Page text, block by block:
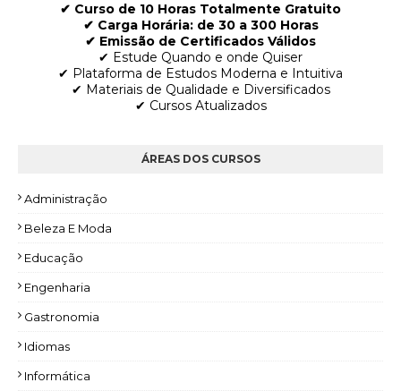
✔ Curso de 10 Horas Totalmente Gratuito
✔ Carga Horária: de 30 a 300 Horas
✔ Emissão de Certificados Válidos
✔ Estude Quando e onde Quiser
✔ Plataforma de Estudos Moderna e Intuitiva
✔ Materiais de Qualidade e Diversificados
✔ Cursos Atualizados
ÁREAS DOS CURSOS
Administração
Beleza E Moda
Educação
Engenharia
Gastronomia
Idiomas
Informática